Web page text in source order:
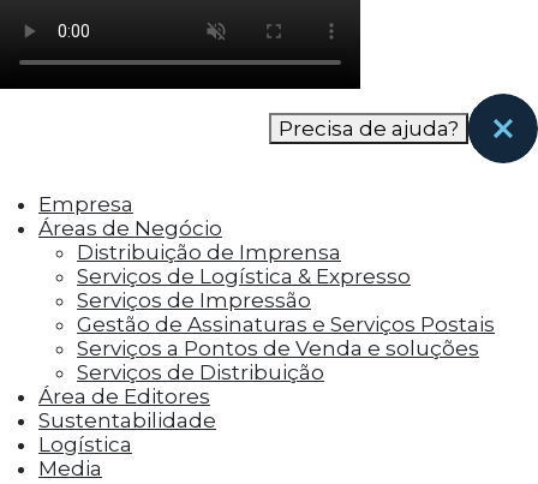
como os visitantes interagem com o site. Esses
cookies ajudam a fornecer informações sobre
as métricas do número de visitantes, taxa de
rejeição, origem do tráfego, etc.
funcionalidades, como compartilhar o
conteúdo do site em plataformas de social
media, coletar feedbacks e outros recursos de
terceiros.
Cookies Marketing
Os cookies de marketing são usados para
entregar aos visitantes anúncios
personalizados com base nas páginas que eles
visitaram antes e analisar a eficácia da
campanha publicitária.
Precisa de ajuda?
Empresa
Áreas de Negócio
Distribuição de Imprensa
Serviços de Logística & Expresso
Serviços de Impressão
Gestão de Assinaturas e Serviços Postais
Serviços a Pontos de Venda e soluções
Serviços de Distribuição
Área de Editores
Sustentabilidade
Logística
Media